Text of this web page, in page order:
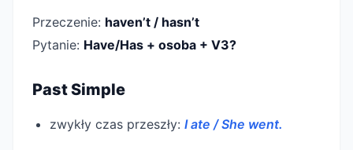
Przeczenie: haven’t / hasn’t
Pytanie: Have/Has + osoba + V3?
Past Simple
zwykły czas przeszły: I ate / She went.